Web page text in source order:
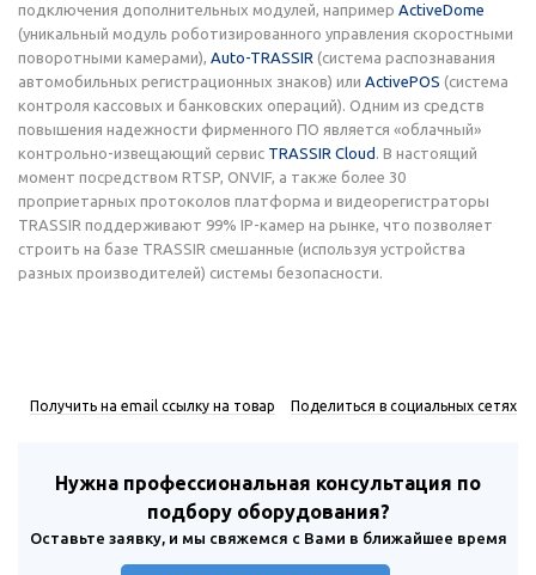
подключения дополнительных модулей, например ActiveDome
(уникальный модуль роботизированного управления скоростными
поворотными камерами), Auto-TRASSIR (система распознавания
автомобильных регистрационных знаков) или ActivePOS (система
контроля кассовых и банковских операций). Одним из средств
повышения надежности фирменного ПО является «облачный»
контрольно-извещающий сервис TRASSIR Cloud . В настоящий
момент посредством RTSP, ONVIF, а также более 30
проприетарных протоколов платформа и видеорегистраторы
TRASSIR поддерживают 99% IP-камер на рынке, что позволяет
строить на базе TRASSIR смешанные (используя устройства
разных производителей) системы безопасности.
Получить на email ссылку на товар Поделиться в социальных сетях
Нужна профессиональная консультация по
подбору оборудования?
Оставьте заявку, и мы свяжемся с Вами в ближайшее время